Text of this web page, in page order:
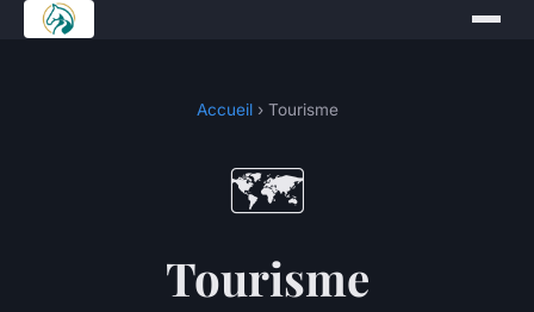
Accueil› Tourisme
🗺️
Tourisme